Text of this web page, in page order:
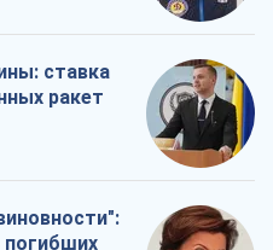
ставка
ракет